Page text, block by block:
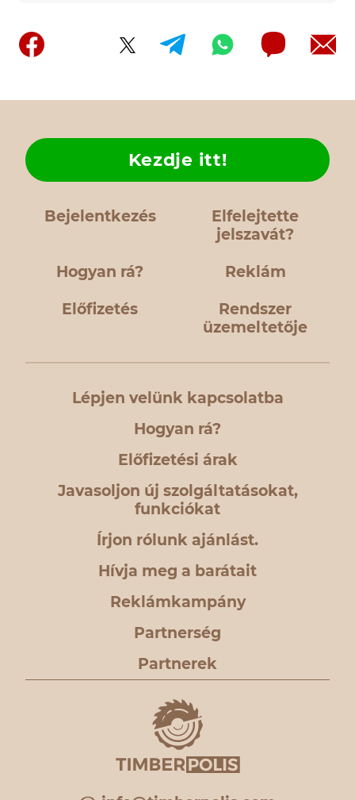
Bejelentkezés
Elfelejtette
jelszavát?
Hogyan rá?
Kezdje itt!
Reklám
Előfizetés
Rendszer
üzemeltetője
Lépjen velünk kapcsolatba
Hogyan rá?
Előfizetési árak
Javasoljon új szolgáltatásokat,
funkciókat
Írjon rólunk ajánlást.
Hívja meg a barátait
Reklámkampány
Partnerség
Partnerek